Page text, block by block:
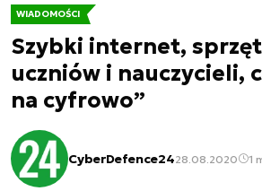
WIADOMOŚCI
Szybki internet,
uczniów i nauczycieli,
na cyfrowo”
CyberDefence2428.08.2020 1